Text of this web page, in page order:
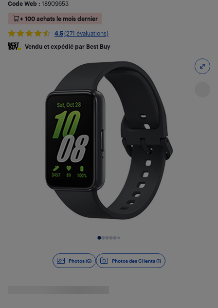
Photos (6) Photos des Clients (1)
Code Web : 18909653
+ 100 achats le mois dernier
4.5(271 évaluations)
Vendu et expédié par Best Buy